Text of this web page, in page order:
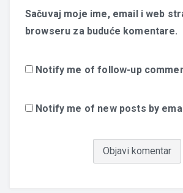
Sačuvaj moje ime, email i web
browseru za buduće komentare.
Notify me of follow-up
Notify me of new posts by